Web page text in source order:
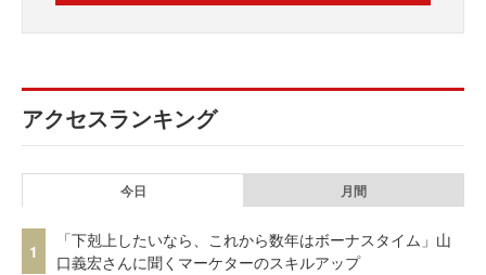
アクセスランキング
今日 月間
1
「下剋上したいなら、これから数年はボーナスタイム」山
口義宏さんに聞くマーケターのスキルアップ